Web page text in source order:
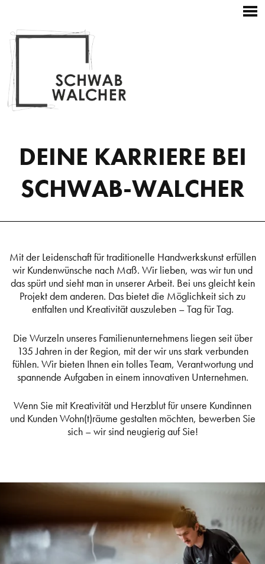
content
DEINE KARRIERE BEI
SCHWAB-WALCHER
Mit der Leidenschaft für traditionelle Handwerkskunst erfüllen
wir Kundenwünsche nach Maß. Wir lieben, was wir tun und
das spürt und sieht man in unserer Arbeit. Bei uns gleicht kein
Projekt dem anderen. Das bietet die Möglichkeit sich zu
entfalten und Kreativität auszuleben – Tag für Tag.
Die Wurzeln unseres Familienunternehmens liegen seit über
135 Jahren in der Region, mit der wir uns stark verbunden
fühlen. Wir bieten Ihnen ein tolles Team, Verantwortung und
spannende Aufgaben in einem innovativen Unternehmen.
Wenn Sie mit Kreativität und Herzblut für unsere Kundinnen
und Kunden Wohn(t)räume gestalten möchten, bewerben Sie
sich – wir sind neugierig auf Sie!